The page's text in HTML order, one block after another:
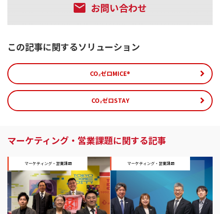
お問い合わせ
この記事に関するソリューション
CO₂ゼロMICE®
CO₂ゼロSTAY
マーケティング・営業課題に関する記事
マーケティング・営業課題 マーケティング・営業課題